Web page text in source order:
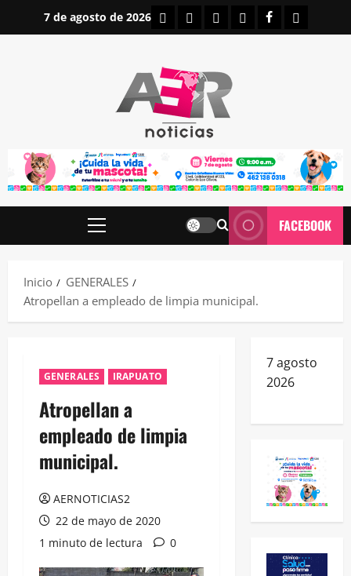
7 de agosto de 2026 INICIOIRAPUATO
ESTATALES
NACIONALES
FACEBOOK
Menú
FACEBOOK
Inicio
GENERALES
Atropellan a empleado de limpia municipal.
GENERALES IRAPUATO
Atropellan a
empleado de limpia
municipal.
AERNOTICIAS2
22 de mayo de 2020
1 minuto de lectura
0
7 agosto
2026